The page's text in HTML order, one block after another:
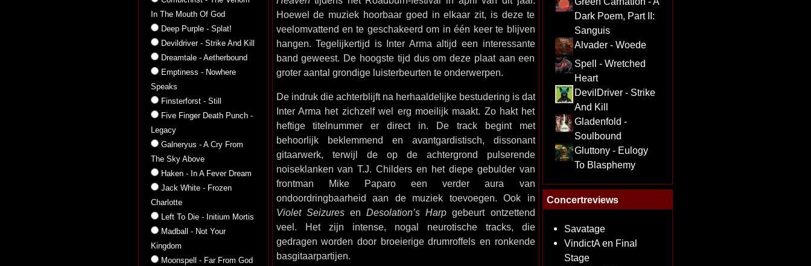
In The Mouth Of God
Deep Purple - Splat!
Devildriver - Strike And Kill
Dreamtale - Aetherbound
Emptiness - Nowhere
Speaks
Finsterforst - Still
Five Finger Death Punch -
Legacy
Galneryus - A Cry From
The Sky Above
Haken - In A Fever Dream
Jack White - Frozen
Charlotte
Left To Die - Initium Mortis
Madball - Not Your
Kingdom
Moonspell - Far From God
Hoewel de muziek hoorbaar goed in elkaar zit, is deze te
veelomvattend en te geschakeerd om in één keer te blijven
hangen. Tegelijkertijd is Inter Arma altijd een interessante
band geweest. De hoogste tijd dus om deze plaat aan een
groter aantal grondige luisterbeurten te onderwerpen.
De indruk die achterblijft na herhaaldelijke bestudering is dat
Inter Arma het zichzelf wel erg moeilijk maakt. Zo hakt het
heftige titelnummer er direct in. De track begint met
behoorlijk beklemmend en avantgardistisch, dissonant
gitaarwerk, terwijl de op de achtergrond pulserende
noiseklanken van T.J. Childers en het diepe gebulder van
frontman Mike Paparo een verder aura van
ondoordringbaarheid aan de muziek toevoegen. Ook in
Violet SeizuresenDesolation’s Harp gebeurt ontzettend
veel. Het zijn intense, nogal neurotische tracks, die
gedragen worden door broeierige drumroffels en ronkende
basgitaarpartijen.
Dark Poem, Part II:
Sanguis
Alvader - Woede
Spell - Wretched
Heart
DevilDriver - Strike
And Kill
Gladenfold -
Soulbound
Gluttony - Eulogy
To Blasphemy
Concertreviews
Savatage
VindictA en Final
Stage